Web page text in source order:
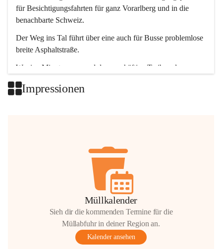
für Besichtigungsfahrten für ganz Vorarlberg und in die
benachbarte Schweiz.
Der Weg ins Tal führt über eine auch für Busse problemlose
breite Asphaltstraße.
Wenige Minuten nur, und das geschäftige Treiben der
Impressionen
Müllkalender
Sieh dir die kommenden Termine für die
Müllabfuhr in deiner Region an.
Kalender ansehen